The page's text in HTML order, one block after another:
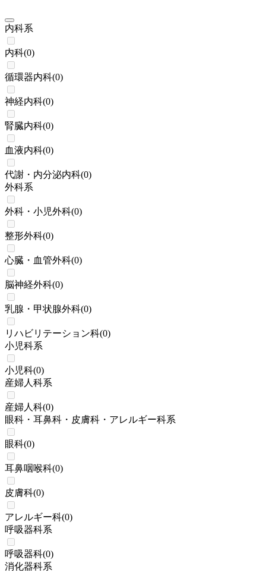
内科系
内科(0)
循環器内科(0)
神経内科(0)
腎臓内科(0)
血液内科(0)
代謝・内分泌内科(0)
外科系
外科・小児外科(0)
整形外科(0)
心臓・血管外科(0)
脳神経外科(0)
乳腺・甲状腺外科(0)
リハビリテーション科(0)
小児科系
小児科(0)
産婦人科系
産婦人科(0)
眼科・耳鼻科・皮膚科・アレルギー科系
眼科(0)
耳鼻咽喉科(0)
皮膚科(0)
アレルギー科(0)
呼吸器科系
呼吸器科(0)
消化器科系